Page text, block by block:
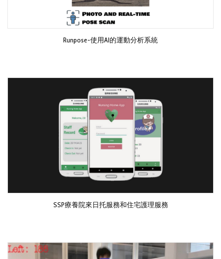
Runpose-使用AI的運動分析系統
SSP療養院來日托服務和住宅護理服務